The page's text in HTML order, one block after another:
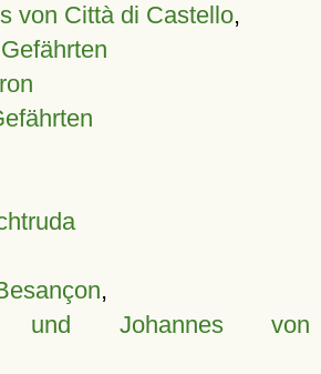
von Città di Castello,
,
und Johannes von